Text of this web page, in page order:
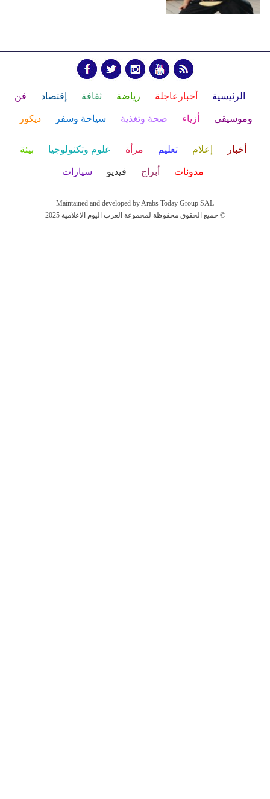
الرئيسية أخبارعاجلة رياضة ثقافة إقتصاد فن
وموسيقى أزياء صحة وتغذية سياحة وسفر ديكور
أخبار إعلام تعليم مرأة علوم وتكنولوجيا بيئة
مدونات أبراج فيديو سيارات
Maintained and developed by Arabs Today Group SAL
جميع الحقوق محفوظة لمجموعة العرب اليوم الاعلامية 2025 ©